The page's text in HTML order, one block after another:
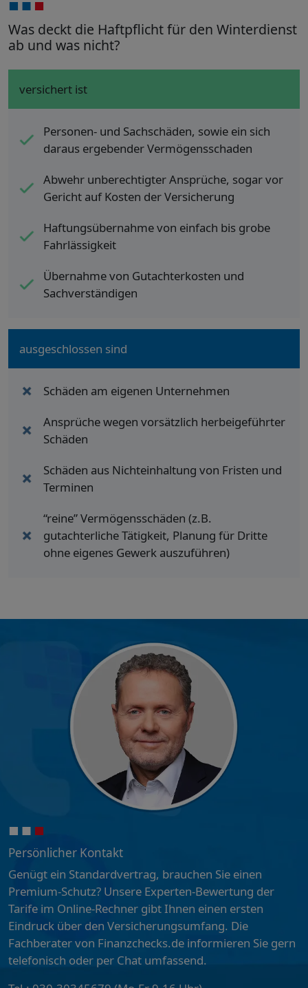
Was deckt die Haftpflicht für den Winterdienst
ab und was nicht?
versichert ist
Personen- und Sachschäden, sowie ein sich
daraus ergebender Vermögensschaden
Abwehr unberechtigter Ansprüche, sogar vor
Gericht auf Kosten der Versicherung
Haftungsübernahme von einfach bis grobe
Fahrlässigkeit
Übernahme von Gutachterkosten und
Sachverständigen
ausgeschlossen sind
Schäden am eigenen Unternehmen
Ansprüche wegen vorsätzlich herbeigeführter
Schäden
Schäden aus Nichteinhaltung von Fristen und
Terminen
“reine” Vermögensschäden (z.B.
gutachterliche Tätigkeit, Planung für Dritte
ohne eigenes Gewerk auszuführen)
Persönlicher Kontakt
Genügt ein Standardvertrag, brauchen Sie einen
Premium-Schutz? Unsere Experten-Bewertung der
Tarife im Online-Rechner gibt Ihnen einen ersten
Eindruck über den Versicherungsumfang. Die
Fachberater von Finanzchecks.de informieren Sie gern
telefonisch oder per Chat umfassend.